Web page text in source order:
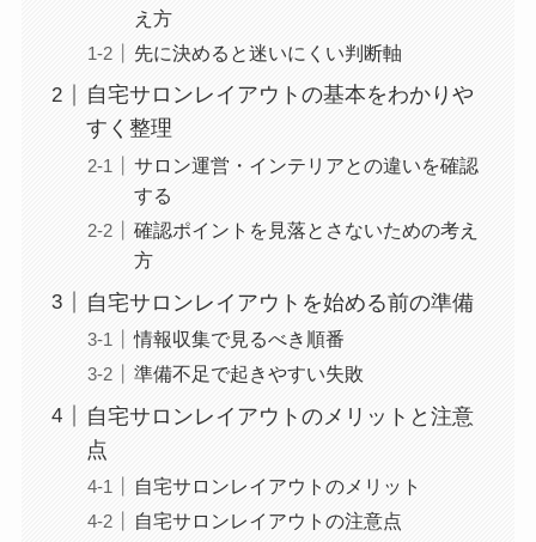
え方
先に決めると迷いにくい判断軸
自宅サロンレイアウトの基本をわかりや
すく整理
サロン運営・インテリアとの違いを確認
する
確認ポイントを見落とさないための考え
方
自宅サロンレイアウトを始める前の準備
情報収集で見るべき順番
準備不足で起きやすい失敗
自宅サロンレイアウトのメリットと注意
点
自宅サロンレイアウトのメリット
自宅サロンレイアウトの注意点